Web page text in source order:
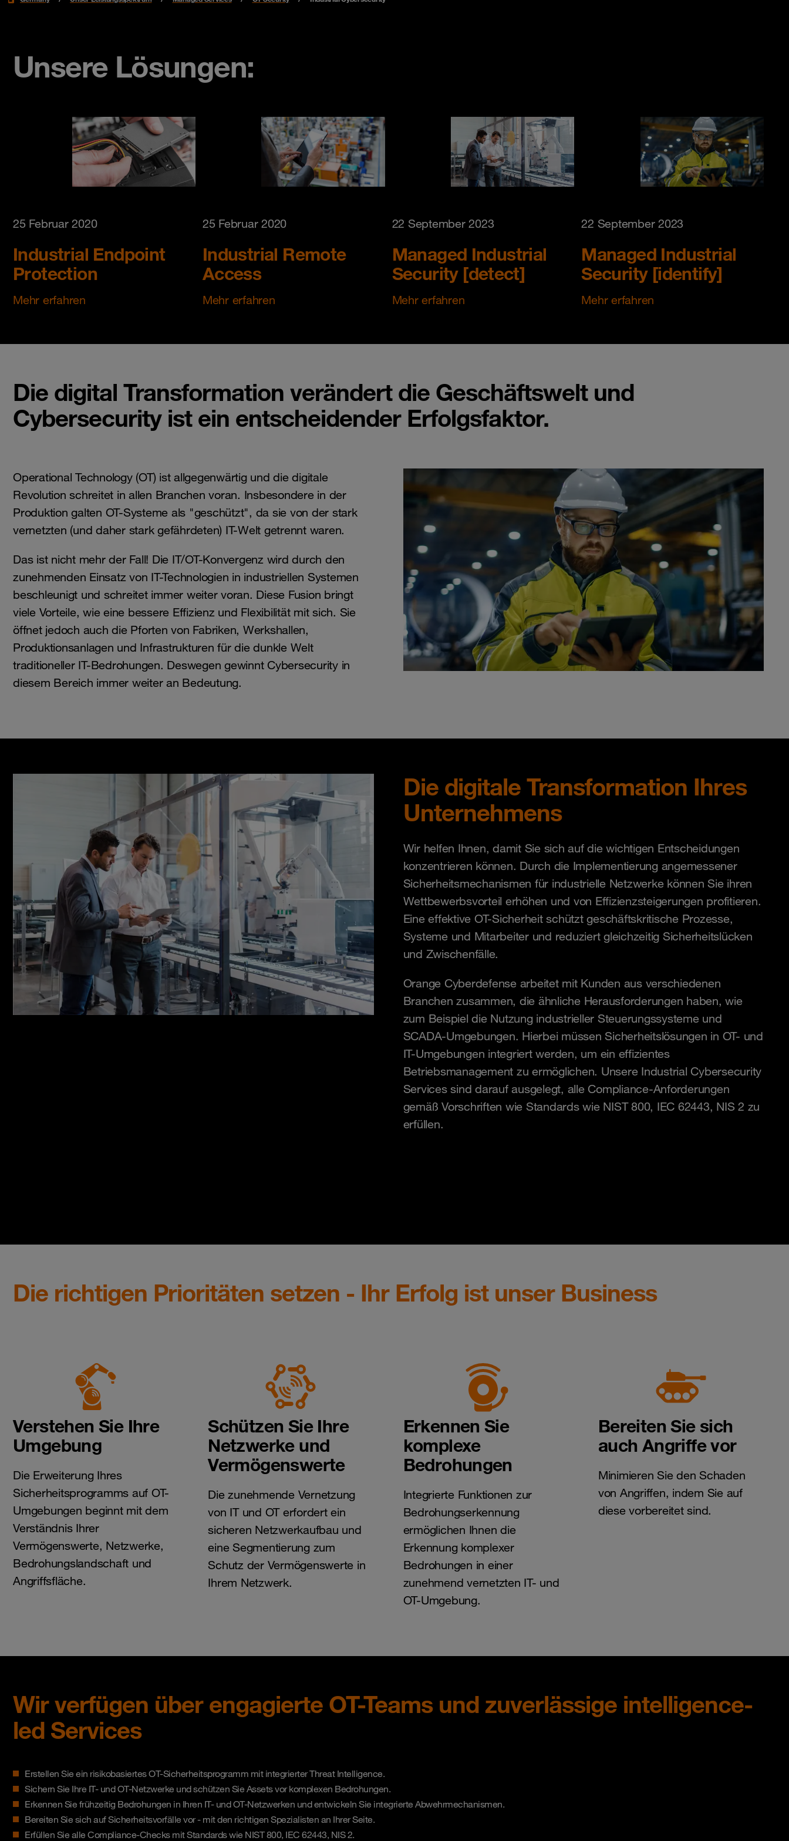
Unsere Lösungen:
25 Februar 2020
Industrial Endpoint
Protection
Mehr erfahren
25 Februar 2020
Industrial Remote
Access
Mehr erfahren
22 September 2023
Managed Industrial
Security [detect]
Mehr erfahren
22 September 2023
Managed Industrial
Security [identify]
Mehr erfahren
Die digital Transformation verändert die Geschäftswelt und
Cybersecurity ist ein entscheidender Erfolgsfaktor.
Operational Technology (OT) ist allgegenwärtig und die digitale
Revolution schreitet in allen Branchen voran. Insbesondere in der
Produktion galten OT-Systeme als "geschützt", da sie von der stark
vernetzten (und daher stark gefährdeten) IT-Welt getrennt waren.
Das ist nicht mehr der Fall! Die IT/OT-Konvergenz wird durch den
zunehmenden Einsatz von IT-Technologien in industriellen Systemen
beschleunigt und schreitet immer weiter voran. Diese Fusion bringt
viele Vorteile, wie eine bessere Effizienz und Flexibilität mit sich. Sie
öffnet jedoch auch die Pforten von Fabriken, Werkshallen,
Produktionsanlagen und Infrastrukturen für die dunkle Welt
traditioneller IT-Bedrohungen. Deswegen gewinnt Cybersecurity in
diesem Bereich immer weiter an Bedeutung.
Die digitale Transformation Ihres
Unternehmens
Wir helfen Ihnen, damit Sie sich auf die wichtigen Entscheidungen
konzentrieren können. Durch die Implementierung angemessener
Sicherheitsmechanismen für industrielle Netzwerke können Sie ihren
Wettbewerbsvorteil erhöhen und von Effizienzsteigerungen profitieren.
Eine effektive OT-Sicherheit schützt geschäftskritische Prozesse,
Systeme und Mitarbeiter und reduziert gleichzeitig Sicherheitslücken
und Zwischenfälle.
Orange Cyberdefense arbeitet mit Kunden aus verschiedenen
Branchen zusammen, die ähnliche Herausforderungen haben, wie
zum Beispiel die Nutzung industrieller Steuerungssysteme und
SCADA-Umgebungen. Hierbei müssen Sicherheitslösungen in OT- und
IT-Umgebungen integriert werden, um ein effizientes
Betriebsmanagement zu ermöglichen. Unsere Industrial Cybersecurity
Services sind darauf ausgelegt, alle Compliance-Anforderungen
gemäß Vorschriften wie Standards wie NIST 800, IEC 62443, NIS 2 zu
erfüllen.
Die richtigen Prioritäten setzen - Ihr Erfolg ist unser Business
Verstehen Sie Ihre
Umgebung
Die Erweiterung Ihres
Sicherheitsprogramms auf OT-
Umgebungen beginnt mit dem
Verständnis Ihrer
Vermögenswerte, Netzwerke,
Bedrohungslandschaft und
Angriffsfläche.
Schützen Sie Ihre
Netzwerke und
Vermögenswerte
Die zunehmende Vernetzung
von IT und OT erfordert ein
sicheren Netzwerkaufbau und
eine Segmentierung zum
Schutz der Vermögenswerte in
Ihrem Netzwerk.
Erkennen Sie
komplexe
Bedrohungen
Integrierte Funktionen zur
Bedrohungserkennung
ermöglichen Ihnen die
Erkennung komplexer
Bedrohungen in einer
zunehmend vernetzten IT- und
OT-Umgebung.
Bereiten Sie sich
auch Angriffe vor
Minimieren Sie den Schaden
von Angriffen, indem Sie auf
diese vorbereitet sind.
Wir verfügen über engagierte OT-Teams und zuverlässige intelligence-
led Services
Erstellen Sie ein risikobasiertes OT-Sicherheitsprogramm mit integrierter Threat Intelligence.
Sichern Sie Ihre IT- und OT-Netzwerke und schützen Sie Assets vor komplexen Bedrohungen.
Erkennen Sie frühzeitig Bedrohungen in Ihren IT- und OT-Netzwerken und entwickeln Sie integrierte Abwehrmechanismen.
Bereiten Sie sich auf Sicherheitsvorfälle vor - mit den richtigen Spezialisten an Ihrer Seite.
Erfüllen Sie alle Compliance-Checks mit Standards wie NIST 800, IEC 62443, NIS 2.